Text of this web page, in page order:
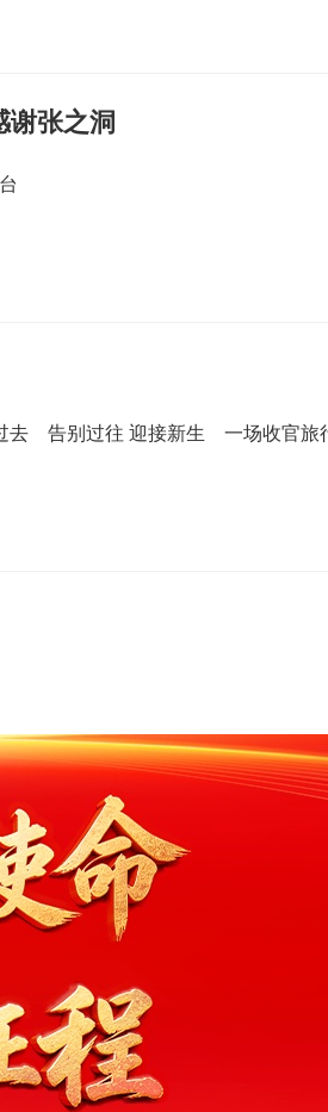
谢张之洞
去 告别过往 迎接新生 一场收官